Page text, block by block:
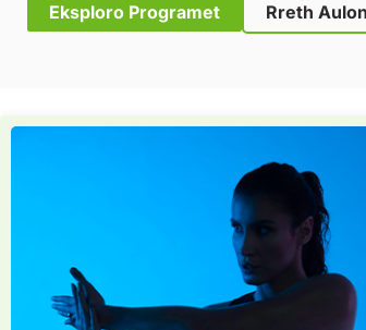
Eksploro Programet
Rreth